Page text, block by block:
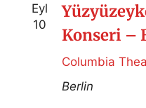
Eyl
10
Konseri –
Columbia
Berlin